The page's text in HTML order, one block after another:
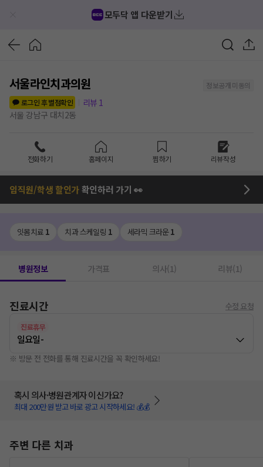
모두닥 앱 다운받기
서울라인치과의원
정보공개 미동의
로그인 후 별점확인
리뷰 1
서울 강남구 대치2동
전화하기 홈페이지 찜하기 리뷰작성
임직원/학생 할인가확인하러 가기 👀
잇몸치료 1 치과 스케일링 1 세라믹 크라운1
병원정보 가격표 의사(1) 리뷰(1)
진료시간 수정 요청
진료휴무
일요일-
※ 방문 전 전화를 통해 진료시간을 꼭 확인하세요!
혹시 의사·병원관계자 이신가요?
최대 200만원 받고 바로 광고 시작하세요! 💰💰
주변 다른 치과